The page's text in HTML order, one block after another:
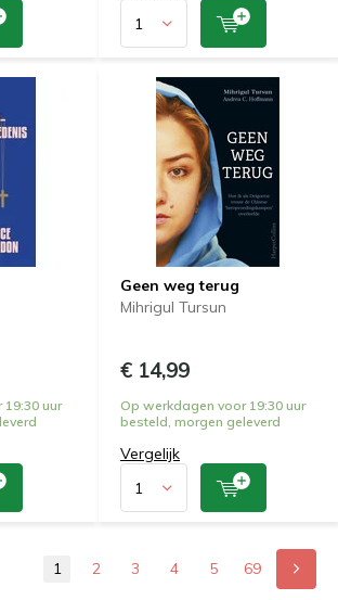
uur
Geen weg terug
Mihrigul Tursun
€ 14,99
Op werkdagen voor 19:30 uur
besteld, morgen geleverd
Vergelijk
1 2 3 4 5 69